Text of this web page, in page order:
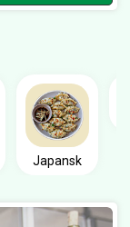
Japansk